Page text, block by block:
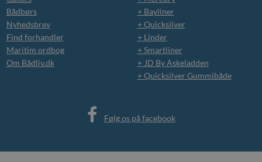
Bådbørs
Nyhedsbrev
Find forhandler
Maritim ordbog
Om Bådliv.dk
+ Bayliner
+ Quicksilver
+ Linder
+ Smartliner
+ JD By Askeladden
+ Quicksilver Gummibåde
Følg os på facebook